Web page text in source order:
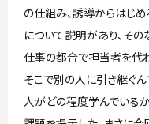
の仕組み、誘導からはじ
について説明があり、その
仕事の都合で担当者を代
そこで別の人に引き継ぐ
人がどの程度学んでいるか